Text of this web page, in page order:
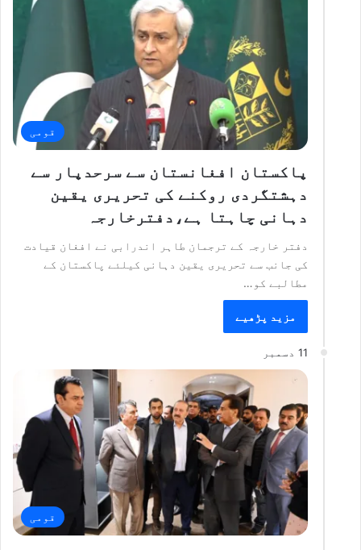
قومی
پاکستان افغانستان سے سرحدپار سے
دہشتگردی روکنے کی تحریری یقین
دہانی چاہتا ہے،دفترخارجہ
دفتر خارجہ کے ترجمان طاہر اندرابی نے افغان قیادت
کی جانب سے تحریری یقین دہانی کیلئے پاکستان کے
مطالبے کو…
مزید پڑھیے
11 دسمبر
قومی